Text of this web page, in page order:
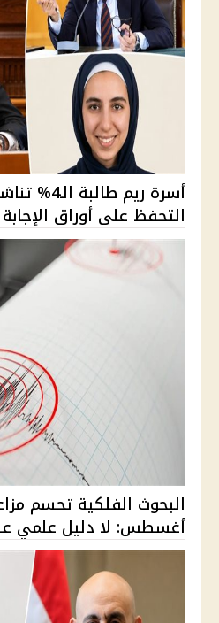
أسرة ريم
التحفظ على أوراق
أغسطس: لا دليل علمي